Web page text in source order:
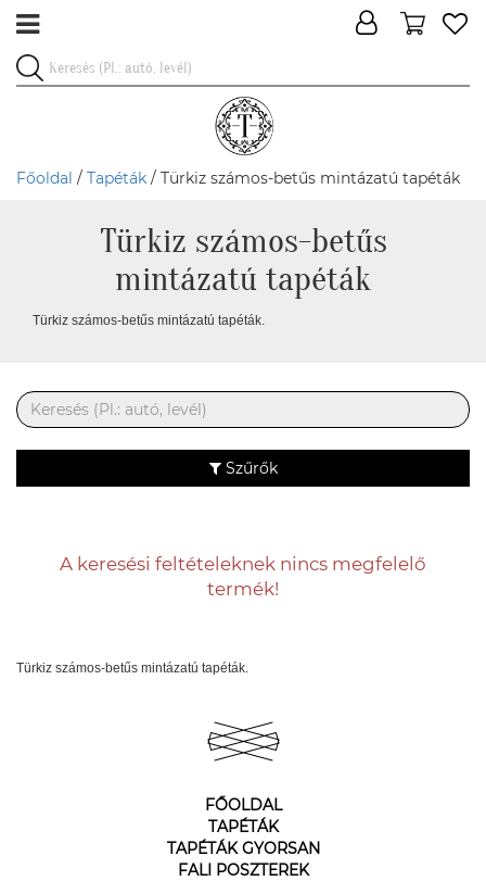
Főoldal / Tapéták / Türkiz számos-betűs mintázatú tapéták
Türkiz számos-betűs
mintázatú tapéták
Türkiz számos-betűs mintázatú tapéták.
Szűrők
A keresési feltételeknek nincs megfelelő
termék!
Türkiz számos-betűs mintázatú tapéták.
FŐOLDAL
TAPÉTÁK
TAPÉTÁK GYORSAN
FALI POSZTEREK